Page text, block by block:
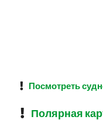
Посмотреть
Полярная